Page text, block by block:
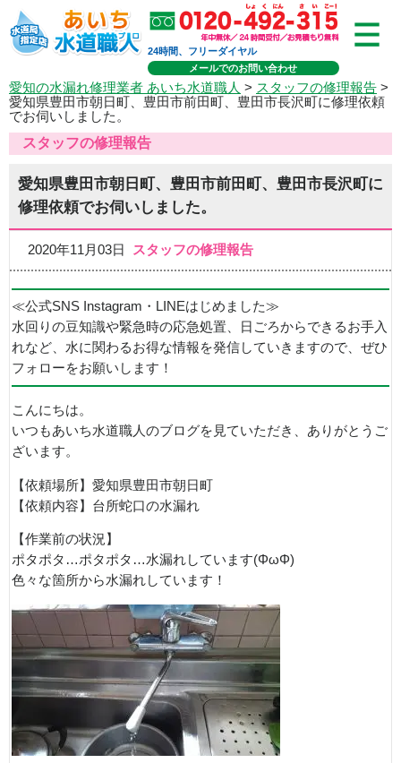
24時間、フリーダイヤル
メールでのお問い合わせ
愛知の水漏れ修理業者 あいち水道職人 > スタッフの修理報告 >
愛知県豊田市朝日町、豊田市前田町、豊田市長沢町に修理依頼
でお伺いしました。
スタッフの修理報告
愛知県豊田市朝日町、豊田市前田町、豊田市長沢町に
修理依頼でお伺いしました。
2020年11月03日 スタッフの修理報告
≪公式SNS Instagram・LINEはじめました≫
水回りの豆知識や緊急時の応急処置、日ごろからできるお手入
れなど、水に関わるお得な情報を発信していきますので、ぜひ
フォローをお願いします！
こんにちは。
いつもあいち水道職人のブログを見ていただき、ありがとうご
ざいます。
【依頼場所】愛知県豊田市朝日町
【依頼内容】台所蛇口の水漏れ
【作業前の状況】
ポタポタ…ポタポタ…水漏れしています(ΦωΦ)
色々な箇所から水漏れしています！